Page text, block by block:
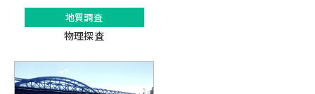
地質調査
物理探査